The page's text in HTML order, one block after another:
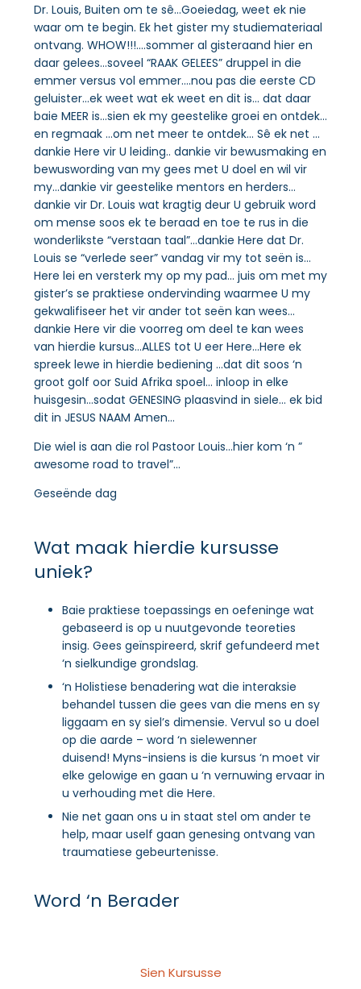
Dr. Louis, Buiten om te sê…Goeiedag, weet ek nie
waar om te begin. Ek het gister my studiemateriaal
ontvang. WHOW!!!….sommer al gisteraand hier en
daar gelees…soveel “RAAK GELEES” druppel in die
emmer versus vol emmer….nou pas die eerste CD
geluister…ek weet wat ek weet en dit is… dat daar
baie MEER is…sien ek my geestelike groei en ontdek…
en regmaak …om net meer te ontdek… Sê ek net …
dankie Here vir U leiding.. dankie vir bewusmaking en
bewuswording van my gees met U doel en wil vir
my…dankie vir geestelike mentors en herders…
dankie vir Dr. Louis wat kragtig deur U gebruik word
om mense soos ek te beraad en toe te rus in die
wonderlikste “verstaan taal”…dankie Here dat Dr.
Louis se “verlede seer” vandag vir my tot seën is…
Here lei en versterk my op my pad… juis om met my
gister’s se praktiese ondervinding waarmee U my
gekwalifiseer het vir ander tot seën kan wees…
dankie Here vir die voorreg om deel te kan wees
van hierdie kursus…ALLES tot U eer Here…Here ek
spreek lewe in hierdie bediening …dat dit soos ‘n
groot golf oor Suid Afrika spoel… inloop in elke
huisgesin…sodat GENESING plaasvind in siele… ek bid
dit in JESUS NAAM Amen…
Die wiel is aan die rol Pastoor Louis…hier kom ‘n ”
awesome road to travel”…
Geseënde dag
Wat maak hierdie kursusse
uniek?
Baie praktiese toepassings en oefeninge wat
gebaseerd is op u nuutgevonde teoreties
insig. Gees geïnspireerd, skrif gefundeerd met
‘n sielkundige grondslag.
‘n Holistiese benadering wat die interaksie
behandel tussen die gees van die mens en sy
liggaam en sy siel’s dimensie. Vervul so u doel
op die aarde – word ‘n sielewenner
duisend! Myns-insiens is die kursus ‘n moet vir
elke gelowige en gaan u ‘n vernuwing ervaar in
u verhouding met die Here.
Nie net gaan ons u in staat stel om ander te
help, maar uself gaan genesing ontvang van
traumatiese gebeurtenisse.
Word ‘n Berader
Sien Kursusse